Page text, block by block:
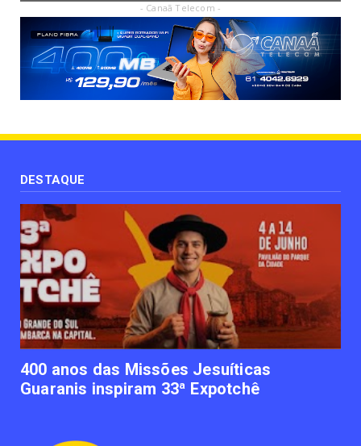
Com mais da metade dos cargos de
liderança ocupados por mulh...
June 16, 2023
UNCATEGORIZED
Paisagismo valoriza imóvel e atrai clientes
UNCATEGORIZED
June 12, 2023
UNCATEGORIZED
Empresas apostam em iniciativas de
felicidade corporativa pa...
June 09, 2023
UNCATEGORIZED
Lawtech gaúcha ajuda advogados a
organizarem sua vida financ...
- Canaã Telecom -
DESTAQUE
400 anos das Missões Jesuíticas
Guaranis inspiram 33ª Expotchê